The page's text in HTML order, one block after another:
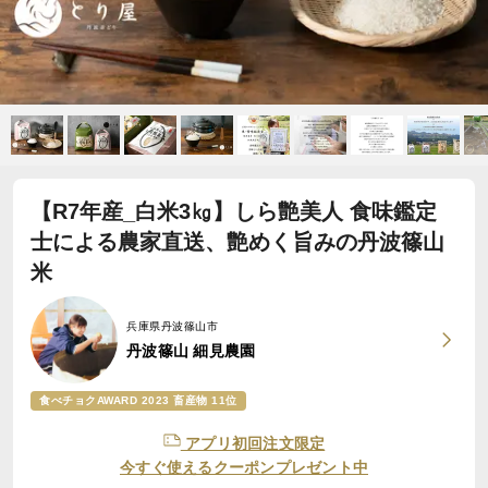
【R7年産_白米3㎏】しら艶美人 食味鑑定
士による農家直送、艶めく旨みの丹波篠山
米
兵庫県丹波篠山市
丹波篠山 細見農園
食べチョクAWARD 2023 畜産物 11位
アプリ初回注文限定
今すぐ使えるクーポンプレゼント中